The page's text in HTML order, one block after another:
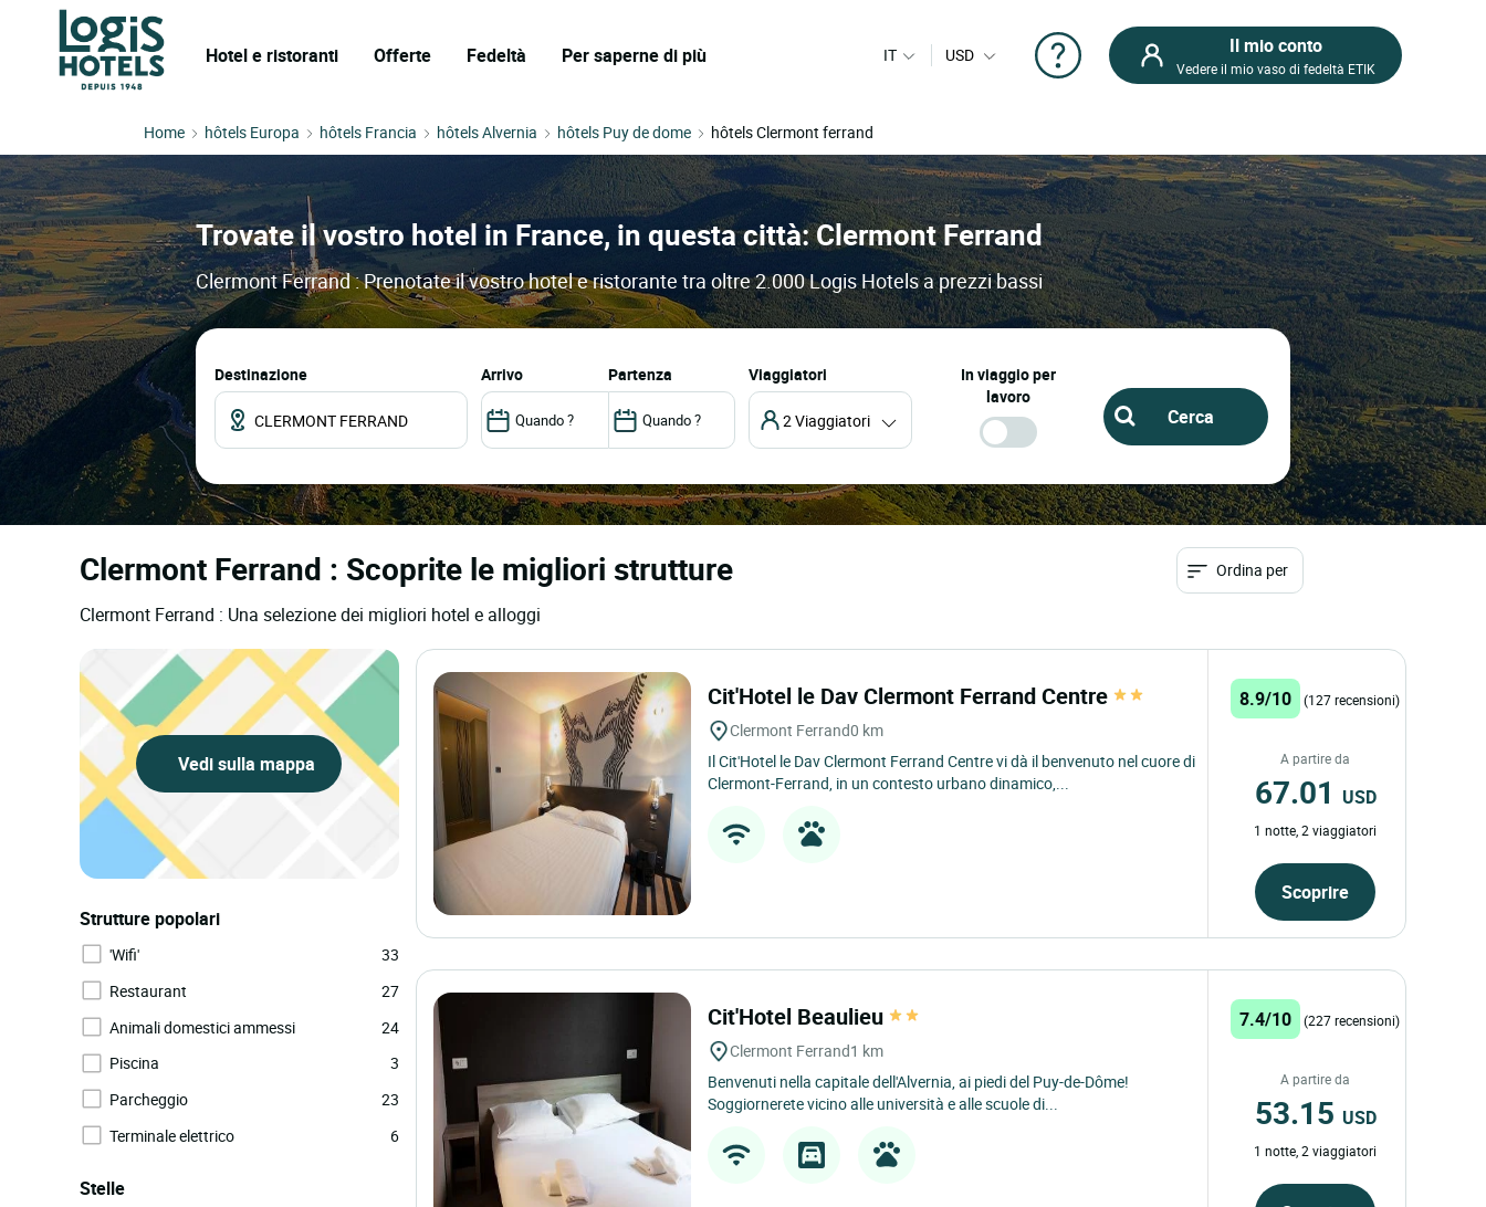
Hotel e ristoranti Offerte Fedeltà Per saperne di più IT USD Il mio conto
Vedere il mio vaso di fedeltà ETIK
Home hôtels Europa hôtels Francia hôtels Alvernia hôtels Puy de dome hôtels Clermont ferrand
Trovate il vostro hotel in France, in questa città: Clermont Ferrand
Clermont Ferrand : Prenotate il vostro hotel e ristorante tra oltre 2.000 Logis Hotels a prezzi bassi
Destinazione arrivo partenza Viaggiatori
2 Viaggiatori
In viaggio per
lavoro
Clermont Ferrand : Scoprite le migliori strutture
Clermont Ferrand : Una selezione dei migliori hotel e alloggi
Ordina per
Vedi sulla mappa
Strutture popolari
'Wifi'
33
Restaurant
27
Animali domestici ammessi
24
Piscina
3
Parcheggio
23
Terminale elettrico
6
Stelle
Cit'Hotel le Dav Clermont Ferrand Centre
Clermont Ferrand0 km
Il Cit'Hotel le Dav Clermont Ferrand Centre vi dà il benvenuto nel cuore di
Clermont-Ferrand, in un contesto urbano dinamico,...
8.9/10 (127 recensioni)
A partire da
67.01 USD
1 notte, 2 viaggiatori
Scoprire
Cit'Hotel Beaulieu
Clermont Ferrand1 km
Benvenuti nella capitale dell'Alvernia, ai piedi del Puy-de-Dôme!
Soggiornerete vicino alle università e alle scuole di...
7.4/10 (227 recensioni)
A partire da
53.15 USD
1 notte, 2 viaggiatori